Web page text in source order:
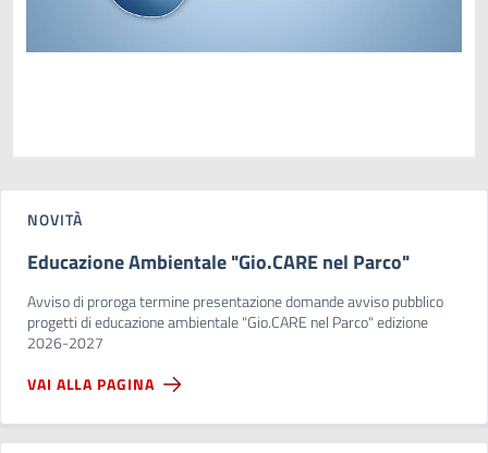
NOVITÀ
Educazione Ambientale "Gio.CARE nel Parco"
Avviso di proroga termine presentazione domande avviso pubblico
progetti di educazione ambientale "Gio.CARE nel Parco" edizione
2026-2027
VAI ALLA PAGINA